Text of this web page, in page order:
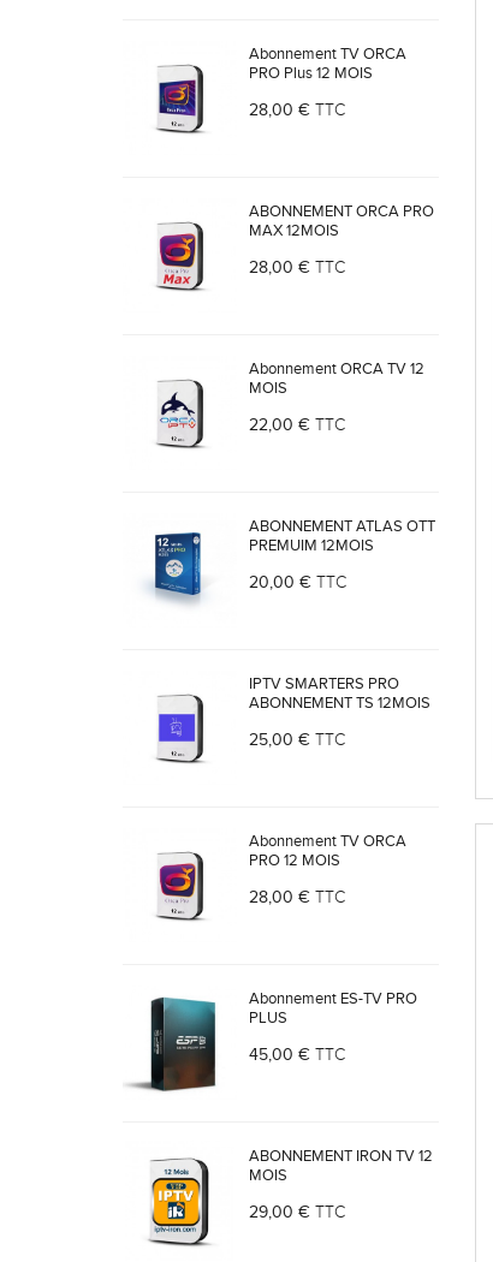
Abonnement TV ORCA
PRO Plus 12 MOIS
28,00 € TTC
ABONNEMENT ORCA PRO
MAX 12MOIS
28,00 € TTC
Abonnement ORCA TV 12
MOIS
22,00 € TTC
ABONNEMENT ATLAS OTT
PREMUIM 12MOIS
20,00 € TTC
IPTV SMARTERS PRO
ABONNEMENT TS 12MOIS
25,00 € TTC
Abonnement TV ORCA
PRO 12 MOIS
28,00 € TTC
Abonnement ES-TV PRO
PLUS
45,00 € TTC
ABONNEMENT IRON TV 12
MOIS
29,00 € TTC